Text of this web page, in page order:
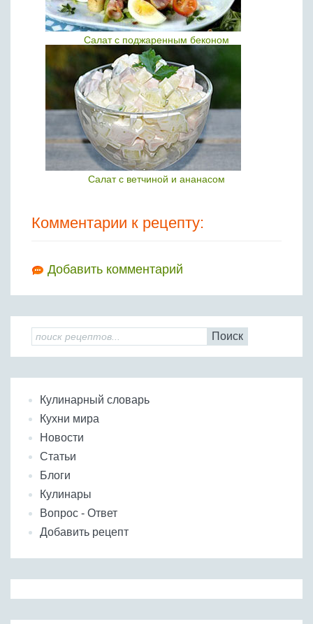
Салат с поджаренным беконом
Салат с ветчиной и ананасом
Комментарии к рецепту:
Добавить комментарий
Поиск
Кулинарный словарь
Кухни мира
Новости
Статьи
Блоги
Кулинары
Вопрос - Ответ
Добавить рецепт